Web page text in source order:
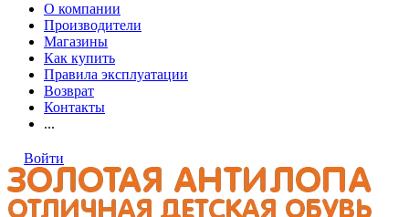
О компании
Производители
Магазины
Как купить
Правила эксплуатации
Возврат
Контакты
...
Войти